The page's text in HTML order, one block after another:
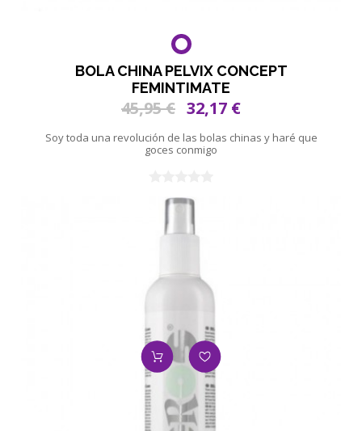
BOLA CHINA PELVIX CONCEPT
FEMINTIMATE
45,95 € 32,17 €
Soy toda una revolución de las bolas chinas y haré que
goces conmigo